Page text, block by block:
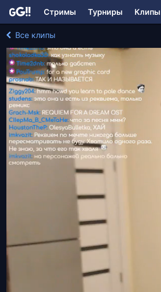
Стримы Турниры Клипы
Все клипы
OlesyaBulletka играл в Творчество
249 просмотров